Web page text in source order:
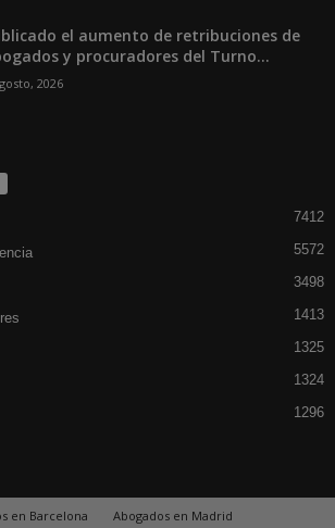
el aumento de retribuciones de
y procuradores del Turno...
2026
7412
5572
3498
1413
1325
1324
1296
en Barcelona Abogados en Madrid